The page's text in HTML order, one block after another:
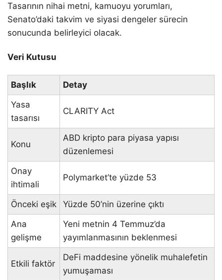
Tasarının nihai metni, kamuoyu yorumları,
Senato’daki takvim ve siyasi dengeler sürecin
sonucunda belirleyici olacak.
Veri Kutusu
Başlık
Detay
Yasa
tasarısı
CLARITY Act
Konu
ABD kripto para piyasa yapısı
düzenlemesi
Onay
ihtimali
Polymarket’te yüzde 53
Önceki eşik
Yüzde 50’nin üzerine çıktı
Ana
gelişme
Yeni metnin 4 Temmuz’da
yayımlanmasının beklenmesi
Etkili faktör
DeFi maddesine yönelik muhalefetin
yumuşaması